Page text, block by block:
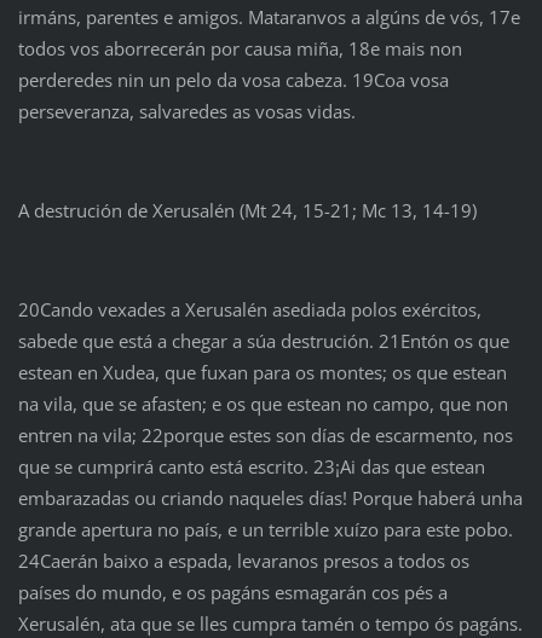
irmáns, parentes e amigos. Mataranvos a algúns de vós, 17e
todos vos aborrecerán por causa miña, 18e mais non
perderedes nin un pelo da vosa cabeza. 19Coa vosa
perseveranza, salvaredes as vosas vidas.
A destrución de Xerusalén (Mt 24, 15-21; Mc 13, 14-19)
20Cando vexades a Xerusalén asediada polos exércitos,
sabede que está a chegar a súa destrución. 21Entón os que
estean en Xudea, que fuxan para os montes; os que estean
na vila, que se afasten; e os que estean no campo, que non
entren na vila; 22porque estes son días de escarmento, nos
que se cumprirá canto está escrito. 23¡Ai das que estean
embarazadas ou criando naqueles días! Porque haberá unha
grande apertura no país, e un terrible xuízo para este pobo.
24Caerán baixo a espada, levaranos presos a todos os
países do mundo, e os pagáns esmagarán cos pés a
Xerusalén, ata que se lles cumpra tamén o tempo ós pagáns.